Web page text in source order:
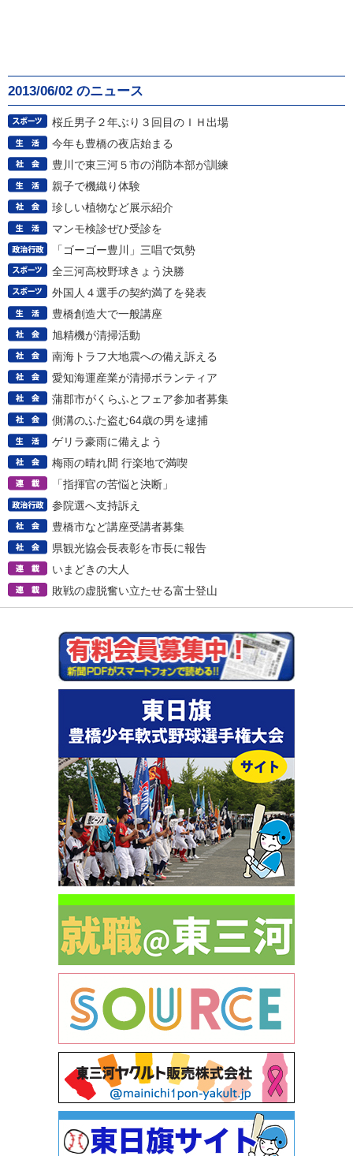
2013/06/02 のニュース
桜丘男子２年ぶり３回目のＩＨ出場
今年も豊橋の夜店始まる
豊川で東三河５市の消防本部が訓練
親子で機織り体験
珍しい植物など展示紹介
マンモ検診ぜひ受診を
「ゴーゴー豊川」三唱で気勢
全三河高校野球きょう決勝
外国人４選手の契約満了を発表
豊橋創造大で一般講座
旭精機が清掃活動
南海トラフ大地震への備え訴える
愛知海運産業が清掃ボランティア
蒲郡市がくらふとフェア参加者募集
側溝のふた盗む64歳の男を逮捕
ゲリラ豪雨に備えよう
梅雨の晴れ間 行楽地で満喫
「指揮官の苦悩と決断」
参院選へ支持訴え
豊橋市など講座受講者募集
県観光協会長表彰を市長に報告
いまどきの大人
敗戦の虚脱奮い立たせる富士登山